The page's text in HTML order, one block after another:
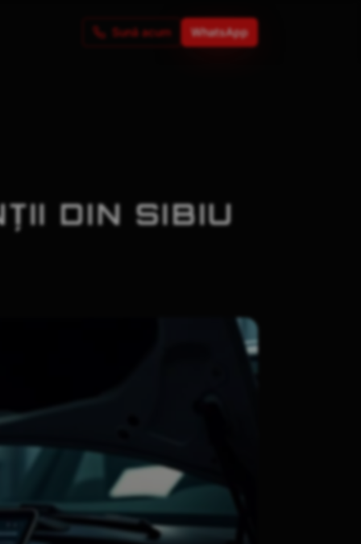
Sună acum WhatsApp
DIN SIBIU